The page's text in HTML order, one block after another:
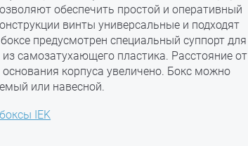
обеспечить простой и оперативный
винты универсальные и подходят
предусмотрен специальный суппорт для
самозатухающего пластика. Расстояние от
основания корпуса увеличено. Бокс можно
или навесной.
IEK